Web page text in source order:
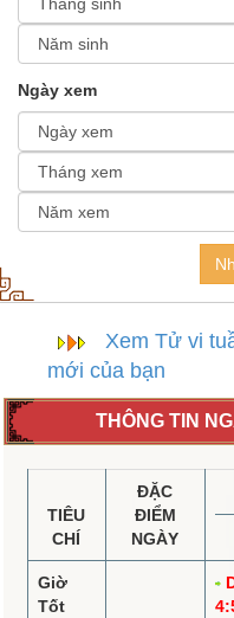
Ngày xem
Xem Tử vi
mới của bạn
THÔNG TIN
TIÊU
CHÍ
ĐẶC
ĐIỂM
NGÀY
Giờ
Tốt